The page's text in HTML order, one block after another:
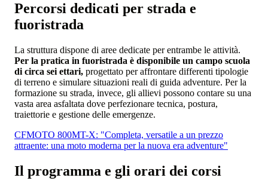
Percorsi dedicati per strada e
fuoristrada
La struttura dispone di aree dedicate per entrambe le attività.
Per la pratica in fuoristrada è disponibile un campo scuola
di circa sei ettari, progettato per affrontare differenti tipologie
di terreno e simulare situazioni reali di guida adventure. Per la
formazione su strada, invece, gli allievi possono contare su una
vasta area asfaltata dove perfezionare tecnica, postura,
traiettorie e gestione delle emergenze.
CFMOTO 800MT-X: "Completa, versatile a un prezzo
attraente: una moto moderna per la nuova era adventure"
Il programma e gli orari dei corsi